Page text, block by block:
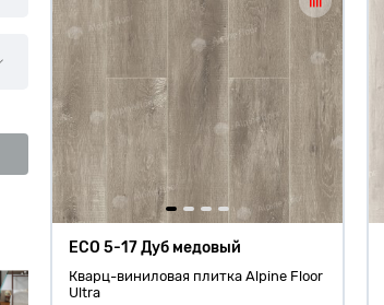
ECO 5-17 Дуб медовый
Кварц-виниловая плитка Alpine Floor
Ultra